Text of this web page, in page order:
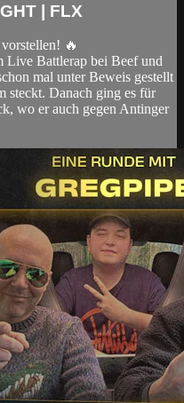
| FLX
🔥
Live Battlerap bei Beef und
mal unter Beweis gestellt
steckt. Danach ging es für
wo er auch gegen Antinger